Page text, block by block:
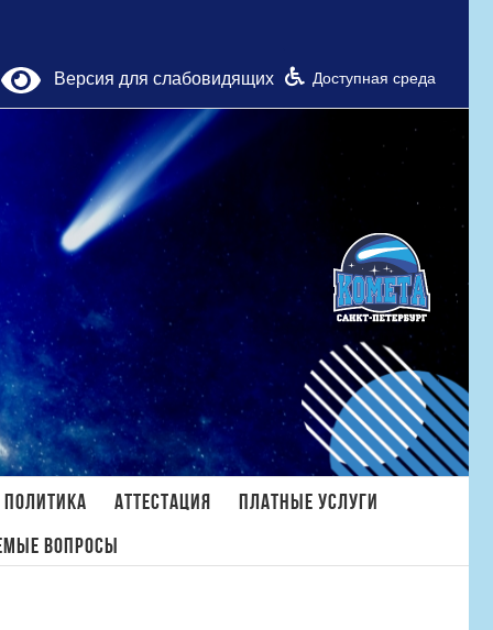
Версия для слабовидящих Доступная среда
Аттестация
Платные услуги
вопросы